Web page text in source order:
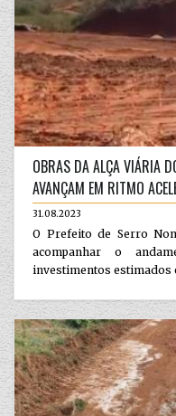
OBRAS DA ALÇA VIÁRIA
AVANÇAM EM RITMO
31.08.2023
O Prefeito de Serro
acompanhar o
investimentos estimados